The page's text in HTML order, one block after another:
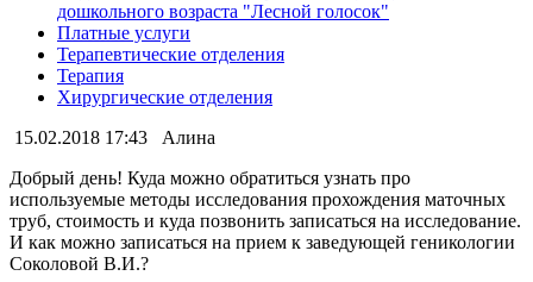
дошкольного возраста "Лесной голосок"
Платные услуги
Терапевтические отделения
Терапия
Хирургические отделения
15.02.2018 17:43
Алина
Добрый день! Куда можно обратиться узнать про
используемые методы исследования прохождения маточных
труб, стоимость и куда позвонить записаться на исследование.
И как можно записаться на прием к заведующей геникологии
Соколовой В.И.?